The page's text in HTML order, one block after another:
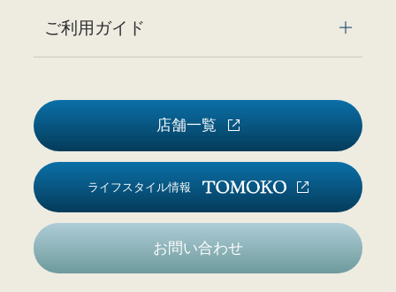
ご利用ガイド
店舗一覧
ライフスタイル情報
お問い合わせ